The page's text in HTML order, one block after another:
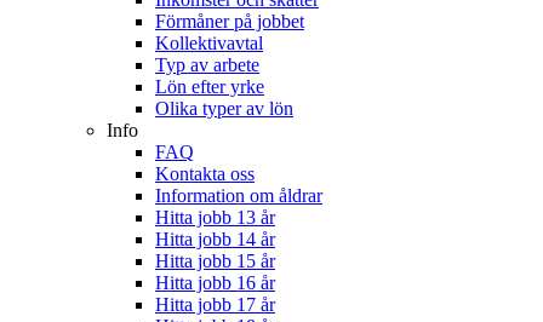
Förmåner på jobbet
Kollektivavtal
Typ av arbete
Lön efter yrke
Olika typer av lön
Info
FAQ
Kontakta oss
Information om åldrar
Hitta jobb 13 år
Hitta jobb 14 år
Hitta jobb 15 år
Hitta jobb 16 år
Hitta jobb 17 år